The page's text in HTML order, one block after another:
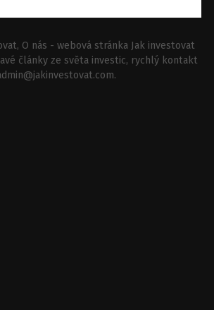
, O nás - webová stránka Jak investovat
články ze světa investic, rychlý kontakt
.